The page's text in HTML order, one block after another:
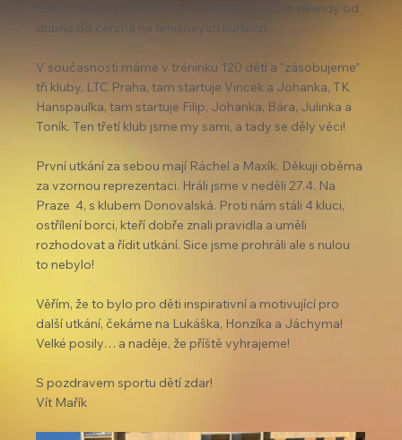
které na úkor volného času tráví každoročně víkendy od
dubna do června na tenisových kurtech.
V současnosti máme v tréninku 120 dětí a “zásobujeme”
tři kluby, LTC Praha, tam startuje Vincek a Johanka, TK
Hanspaulka, tam startuje Filip, Johanka, Bára, Julinka a
Toník. Ten třetí klub jsme my sami, a tady se děly věci!
První utkání za sebou mají Ráchel a Maxík. Děkuji oběma
za vzornou reprezentaci. Hráli jsme v neděli 27.4. Na
Praze  4, s klubem Donovalská. Proti nám stáli 4 kluci,
ostřílení borci, kteří dobře znali pravidla a uměli
rozhodovat a řídit utkání. Sice jsme prohráli ale s nulou
to nebylo!
Věřím, že to bylo pro děti inspirativní a motivující pro
další utkání, čekáme na Lukáška, Honzíka a Jáchyma!
Velké posily… a naděje, že příště vyhrajeme!
S pozdravem sportu dětí zdar!
Vít Mařík